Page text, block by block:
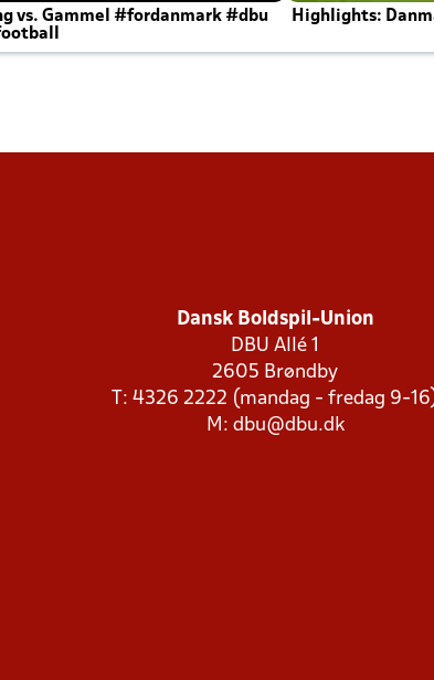
vs. Gammel #fordanmark #dbu
Highlights:
Dansk Boldspil-Union
DBU Allé 1
2605 Brøndby
T: 4326 2222 (mandag - fredag 9-
M: dbu@dbu.dk